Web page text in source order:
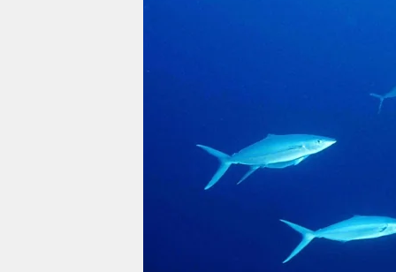
fragen & hilfe